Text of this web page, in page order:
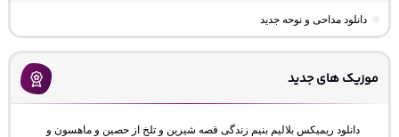
دانلود مداحی و نوحه جدید
موزیک های جدید
دانلود ریمیکس بلالیم بنیم زندگی قصه شیرین و تلخ از حصین و ماهسون و